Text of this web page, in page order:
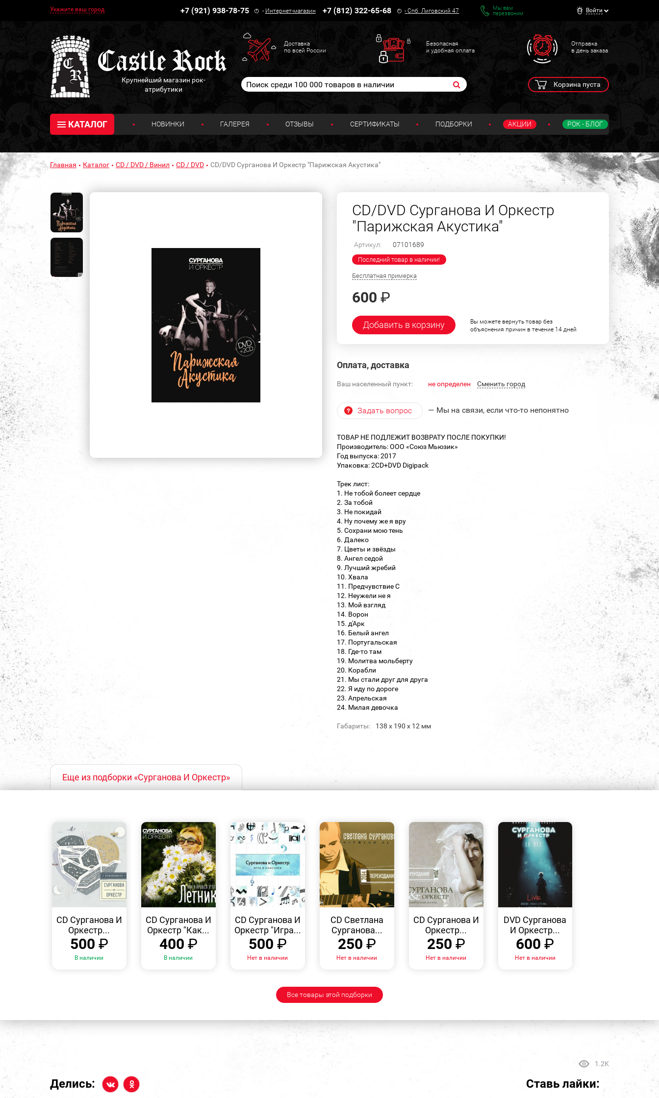
Укажите ваш город +7 (921) 938-78-75 - Интернет-магазин +7 (812) 322-65-68 -Спб. Лиговский 47
Мы вам
перезвоним
Войти
Крупнейший магазин рок-
атрибутики
Доставка
по всей России
Безопасная
и удобная оплата
Отправка
в день заказа
Корзина пуста
КАТАЛОГ НОВИНКИ ГАЛЕРЕЯ ОТЗЫВЫ СЕРТИФИКАТЫ ПОДБОРКИ АКЦИИ РОК - БЛОГ
Главная Каталог CD / DVD / Винил CD / DVD CD/DVD Сурганова И Оркестр "Парижская Акустика"
CD/DVD Сурганова И Оркестр
"Парижская Акустика"
Артикул: 07101689
Последний товар в наличии!
Бесплатная примерка
600 ₽
Добавить в корзину
Вы можете вернуть товар без
объяснения причин в течение 14 дней
Оплата, доставка
Ваш населенный пункт: не определен Cменить город
Задать вопрос — Мы на связи, если что-то непонятно
ТОВАР НЕ ПОДЛЕЖИТ ВОЗВРАТУ ПОСЛЕ ПОКУПКИ!
Производитель: ООО «Союз Мьюзик»
Год выпуска: 2017
Упаковка: 2CD+DVD Digipack
Трек лист:
1. Не тобой болеет сердце
2. За тобой
3. Не покидай
4. Ну почему же я вру
5. Сохрани мою тень
6. Далеко
7. Цветы и звёзды
8. Ангел седой
9. Лучший жребий
10. Хвала
11. Предчувствие С
12. Неужели не я
13. Мой взгляд
14. Ворон
15. д'Арк
16. Белый ангел
17. Португальская
18. Где-то там
19. Молитва мольберту
20. Корабли
21. Мы стали друг для друга
22. Я иду по дороге
23. Апрельская
24. Милая девочка
Габариты: 138 х 190 х 12 мм
Еще из подборки «Сурганова И Оркестр»
CD Сурганова И
Оркестр...
500 ₽
В наличии
CD Сурганова И
Оркестр "Как...
400 ₽
В наличии
CD Сурганова И
Оркестр "Игра...
500 ₽
Нет в наличии
CD Светлана
Сурганова...
250 ₽
Нет в наличии
CD Сурганова И
Оркестр...
250 ₽
Нет в наличии
DVD Сурганова
И Оркестр...
600₽
Нет в наличии
Все товары этой подборки
1.2K
Делись: Ставь лайки: